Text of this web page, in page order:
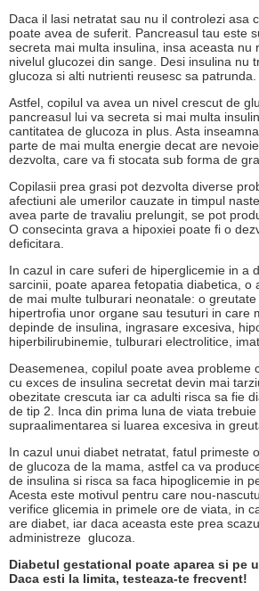
Daca il lasi netratat sau nu il controlezi asa
poate avea de suferit. Pancreasul tau este
secreta mai multa insulina, insa aceasta nu
nivelul glucozei din sange. Desi insulina nu
glucoza si alti nutrienti reusesc sa patrunda.
Astfel, copilul va avea un nivel crescut de
pancreasul lui va secreta si mai multa
cantitatea de glucoza in plus. Asta
parte de mai multa energie decat are
dezvolta, care va fi stocata sub forma de
Copilasii prea grasi pot dezvolta diverse
afectiuni ale umerilor cauzate in timpul
avea parte de travaliu prelungit, se pot
O consecinta grava a hipoxiei poate fi o
deficitara.
In cazul in care suferi de hiperglicemie in a
sarcinii, poate aparea fetopatia diabetica, o
de mai multe tulburari neonatale: o greutate
hipertrofia unor organe sau tesuturi in care
depinde de insulina, ingrasare excesiva,
hiperbilirubinemie, tulburari electrolitice,
Deasemenea, copilul poate avea probleme
cu exces de insulina secretat devin mai
obezitate crescuta iar ca adulti risca sa fie
de tip 2. Inca din prima luna de viata
supraalimentarea si luarea excesiva in
In cazul unui diabet netratat, fatul primeste
de glucoza de la mama, astfel ca va
de insulina si risca sa faca hipoglicemie in
Acesta este motivul pentru care nou-
verifice glicemia in primele ore de viata, in
are diabet, iar daca aceasta este prea
administreze glucoza.
Diabetul gestational poate aparea si pe
Daca esti la limita, testeaza-te frecvent!